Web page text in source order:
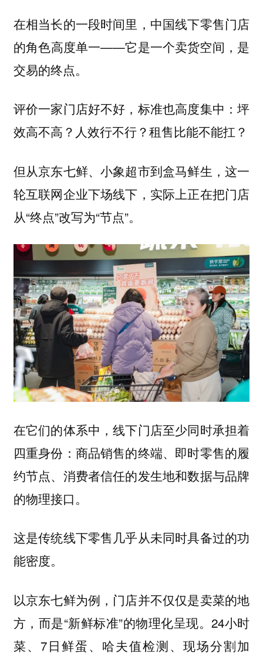
在相当长的一段时间里，中国线下零售门店
的角色高度单一——它是一个卖货空间，是
交易的终点。
评价一家门店好不好，标准也高度集中：坪
效高不高？人效行不行？租售比能不能扛？
但从京东七鲜、小象超市到盒马鲜生，这一
轮互联网企业下场线下，实际上正在把门店
从“终点”改写为“节点”。
在它们的体系中，线下门店至少同时承担着
四重身份：商品销售的终端、即时零售的履
约节点、消费者信任的发生地和数据与品牌
的物理接口。
这是传统线下零售几乎从未同时具备过的功
能密度。
以京东七鲜为例，门店并不仅仅是卖菜的地
方，而是“新鲜标准”的物理化呈现。24小时
菜、7日鲜蛋、哈夫值检测、现场分割加